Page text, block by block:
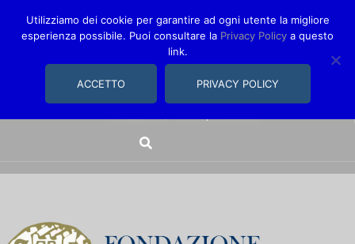
comunica@fondazionecarisal.it089 230611
Utilizziamo dei cookie per garantire ad ogni utente la migliore
esperienza possibile. Puoi consultare la Privacy Policy a questo
link.
ACCETTO PRIVACY POLICY